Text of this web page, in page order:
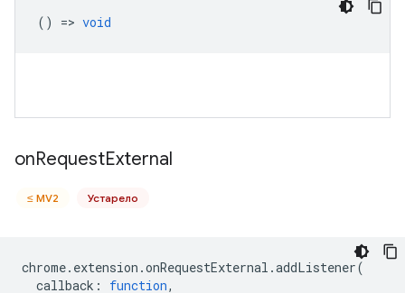
() => void
onRequestExternal
≤ MV2 Устарело
chrome. extension .onRequestExternal .addListener(
callback : function,